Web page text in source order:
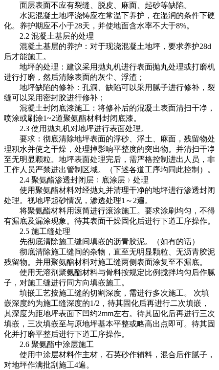
面层表面不应有裂缝、脱皮、麻面、起砂等缺陷。
水泥混凝土地坪浇铸应在常温下养护，在湿润的条件下硬
化。养护期应不小于28天，并使地面含水率不大于8%。
2.2 混凝土基层的处理
混凝土基层的养护：对于现浇混凝土地坪，要求养护28d
后才能施工。
地坪的处理：建议采用抛丸机进行表面抛丸处理或打磨机
进行打磨，然后清除表面的灰尘、浮渣；
地坪缺陷的修补：孔洞、缺陷可以采用腻子进行修补，裂
缝可以采用密封胶进行修补；
混凝土封闭底漆施工：将修补后的混凝土表面清扫干净，
喷涂或刷涂1~2道聚氨酯材料封闭底漆。
2.3 使用抛丸机对地坪进行表面处理。
要求：彻底清除地坪表面的浮砂、浮土、麻面，残留物处
理积水并使之干燥，处理掉影响平整度的突出物。并清扫干净
至无明显颗粒。地坪表面处理完后，需严格控制进出人员，非
工作人员严禁进出管制区域。（下述各道工序均同此控制）。
2.4 聚氨酯渗透封闭层﹙底涂层﹚处理
使用聚氨酯材料对经抛丸并清理干净的地坪进行渗透封闭
处理。视地坪起砂情况，渗透处理1～2遍。
将聚氨酯材料用滚筒进行滚涂施工。要求涂刷均匀，不得
有漏底及漏涂现象。待其表面干燥固化后进行下道工序操作。
2.5 施工缝处理
先彻底清除施工缝间填嵌的沥青胶泥。（如有的话）
彻底清除施工缝间的杂物，直至无明显颗粒、无沥青胶泥
残留物。并用聚氨酯材料对施工缝两侧表面涂复至不漏底。
使用无溶剂聚氨酯材料与骨料按规定比例搅拌均匀后作腻
子，对施工缝进行同方向填嵌施工。
填嵌工艺按施工缝的切割深度，需进行多次施工。
次填
嵌深度约为施工缝深度的1/2，待其固化后再进行二次填嵌，
其深度为距地坪表面下凹约2mm左右。待其固化后再进行三次
填嵌，三次填嵌至与原地坪基本平整或略高出点即可。待其固
化并打磨平整后进行下道工序操作。
2.6 聚氨酯中涂层施工
使用中涂层材料作主材，石英砂作辅料，混合后作腻子，
对地坪作满批刮施工4遍。